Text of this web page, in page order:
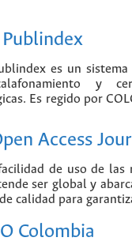
es un
y
Es regido por
Access
de uso de las
ser global y
calidad para
Colombia